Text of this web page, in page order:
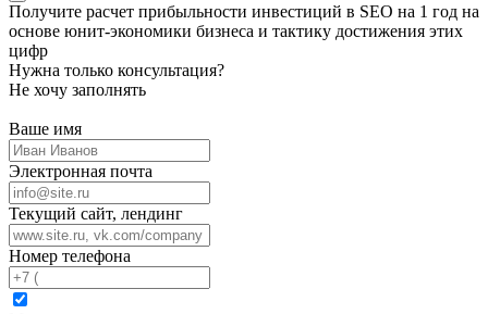
Получите расчет прибыльности инвестиций в SEO на 1 год на
основе юнит-экономики бизнеса и тактику достижения этих
цифр
Нужна только консультация?
Не хочу заполнять
Ваше имя
Электронная почта
Текущий сайт, лендинг
Номер телефона